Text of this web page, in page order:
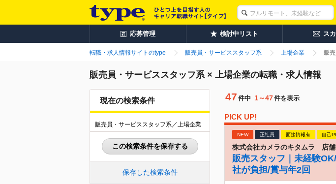
応募管理 検討中リスト ス
転職・求人情報サイトのtype 販売員・サービススタッフ系 上場企業 販
販売員・サービススタッフ系 × 上場企業の転職・求人情報
現在の検索条件
販売員・サービススタッフ系／上場企業
この検索条件を保存する
保存した検索条件
47 件中 1～47件を表示
PICK UP!
NEW 正社員 面接情報有 自己
株式会社カメラのキタムラ 店舗
販売スタッフ｜未経験
社が負担/賞与年2回